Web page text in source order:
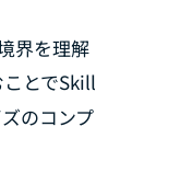
界を理解
とでSkill
のコンプ